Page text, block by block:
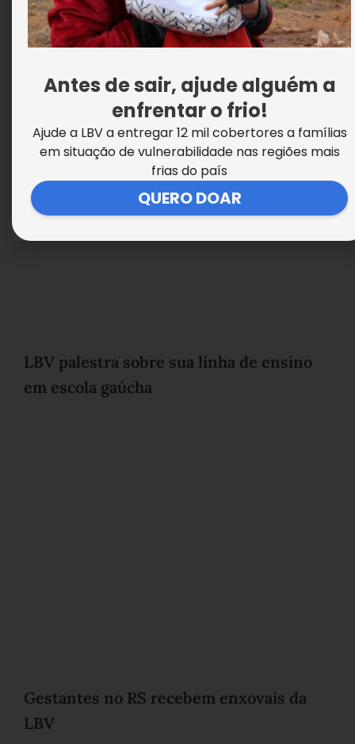
Grupo Tchê Barbaridade participa de
Oficina de Musicalização na LBV
LBV palestra sobre sua linha de ensino
em escola gaúcha
Gestantes no RS recebem enxovais da
LBV
Antes de sair, ajude alguém a
enfrentar o frio!
Ajude a LBV a entregar 12 mil cobertores a famílias
em situação de vulnerabilidade nas regiões mais
frias do país
QUERO DOAR